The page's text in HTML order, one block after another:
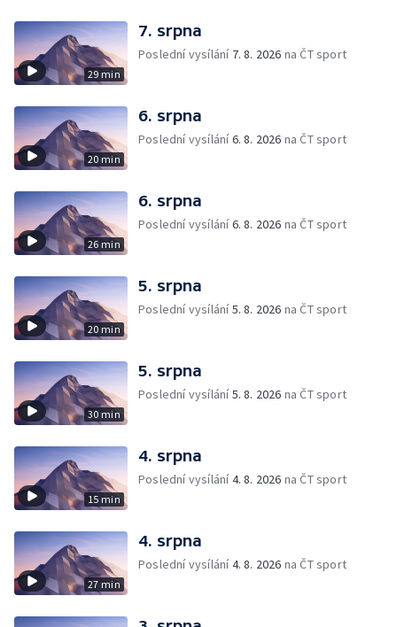
29 min
7. srpna
Poslední vysílání 7. 8. 2026 na ČT sport
20 min
6. srpna
Poslední vysílání6. 8. 2026 na ČT sport
26 min
6. srpna
Poslední vysílání6. 8. 2026 na ČT sport
20 min
5. srpna
Poslední vysílání5. 8. 2026 na ČT sport
30 min
5. srpna
Poslední vysílání5. 8. 2026 na ČT sport
15 min
4. srpna
Poslední vysílání4. 8. 2026 na ČT sport
27 min
4. srpna
Poslední vysílání4. 8. 2026 na ČT sport